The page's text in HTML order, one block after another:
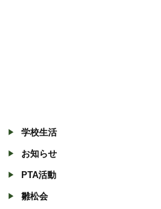
学校生活
お知らせ
PTA活動
雛松会